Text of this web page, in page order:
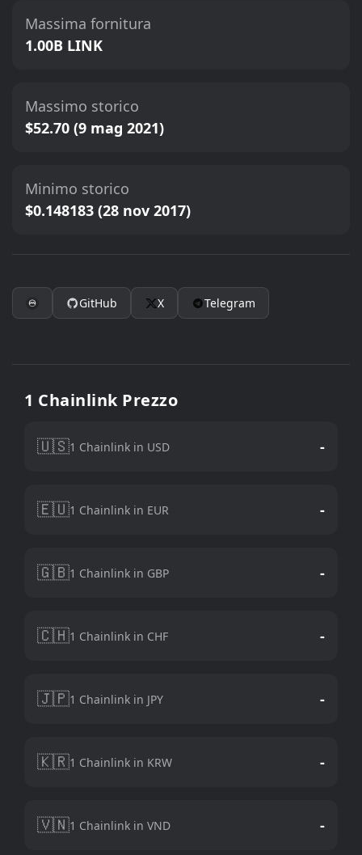
Massima fornitura
1.00B LINK
Massimo storico
$52.70 (9 mag 2021)
Minimo storico
$0.148183 (28 nov 2017)
GitHub X Telegram
1 Chainlink Prezzo
🇺🇸1 Chainlink in USD -
🇪🇺1 Chainlink in EUR -
🇬🇧1 Chainlink in GBP -
🇨🇭1 Chainlink in CHF -
🇯🇵1 Chainlink in JPY -
🇰🇷1 Chainlink in KRW -
🇻🇳1 Chainlink in VND -